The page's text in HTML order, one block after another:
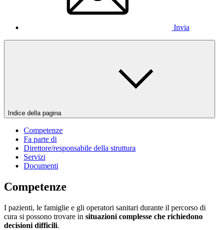
Invia
Indice della pagina
Competenze
Fa parte di
Direttore/responsabile della struttura
Servizi
Documenti
Competenze
I pazienti, le famiglie e gli operatori sanitari durante il percorso di
cura si possono trovare in situazioni complesse che richiedono
decisioni difficili.